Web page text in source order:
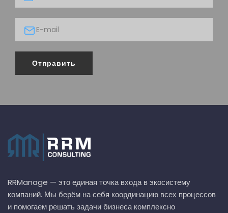
Отправить
RRManage — это единая точка входа в экосистему
компаний. Мы берём на себя координацию всех процессов
и помогаем решать задачи бизнеса комплексно